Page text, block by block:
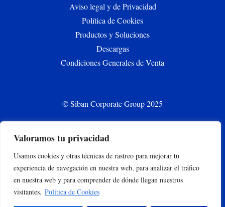
Valoramos tu privacidad
Usamos cookies y otras técnicas de rastreo para mejorar tu
experiencia de navegación en nuestra web, para analizar el tráfico
en nuestra web y para comprender de dónde llegan nuestros
visitantes. Política de Cookies
Aviso legal y de Privacidad
Política de Cookies
Productos y Soluciones
Descargas
Condiciones Generales de Venta
© Siban Corporate Group 2025
CONTACT
siban.bilbao@siban.com
+34 944 375 000
Parque empresarial Abra Industrial Parc. 2.1.2. 48500